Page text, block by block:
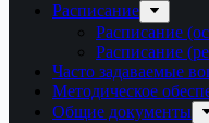
Расписание
Расписание
Расписание
Часто задаваемые
Методическое
Общие документы